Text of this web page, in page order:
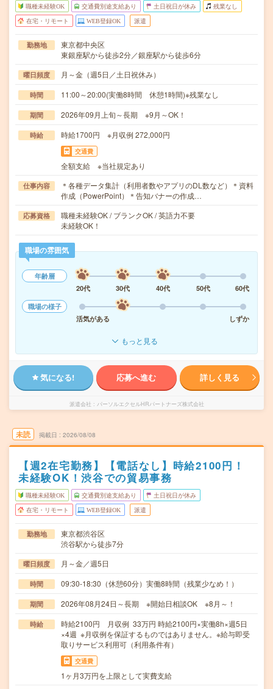
職種未経験OK 交通費別途支給あり 土日祝日が休み 残業なし
在宅・リモート WEB登録OK 派遣
勤務地
東京都中央区
東銀座駅から徒歩2分／銀座駅から徒歩6分
曜日頻度 月～金（週5日／土日祝休み）
時間 11:00～20:00(実働8時間 休憩1時間)※残業なし
期間 2026年09月上旬～長期 ※9月～OK！
時給 時給1700円 ※月収例 272,000円
交通費
全額支給 ※当社規定あり
仕事内容
＊各種データ集計（利用者数やアプリのDL数など）＊資料
作成（PowerPoint）＊告知バナーの作成…
応募資格
職種未経験OK / ブランクOK / 英語力不要
未経験OK！
職場の雰囲気
年齢層
20代
30代 40代 50代
60代
職場の様子
活気がある
しずか
もっと見る
気になる! 応募へ進む 詳しく見る
派遣会社 パーソルエクセルHRパートナーズ株式会社
未読 掲載日 2026/08/08
【週2在宅勤務】【電話なし】時給2100円！
未経験OK！渋谷での貿易事務
職種未経験OK 交通費別途支給あり 土日祝日が休み
在宅・リモート WEB登録OK 派遣
勤務地
東京都渋谷区
渋谷駅から徒歩7分
曜日頻度 月～金／週5日
時間 09:30-18:30（休憩60分）実働8時間（残業少なめ！）
期間 2026年08月24日～長期 ※開始日相談OK ※8月～！
時給
時給2100円 月収例 33万円 時給2100円×実働8h×週5日
×4週 ※月収例を保証するものではありません。※給与即受
取りサービス利用可（利用条件有）
交通費
1ヶ月3万円を上限として実費支給